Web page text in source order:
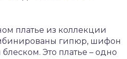
платье из коллекции
гипюр, шифон
Это платье – одно